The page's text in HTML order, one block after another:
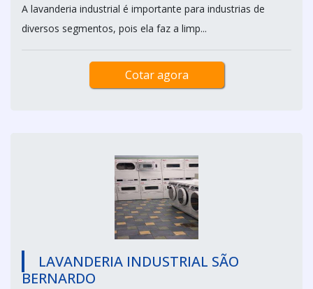
A lavanderia industrial é importante para industrias de
diversos segmentos, pois ela faz a limp...
Cotar agora
LAVANDERIA INDUSTRIAL SÃO
BERNARDO